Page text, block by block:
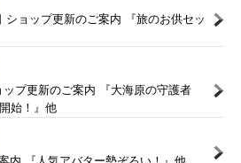
ショップ更新のご案内 『旅のお供セッ
ップ更新のご案内 『大海原の守護者
開始！』他